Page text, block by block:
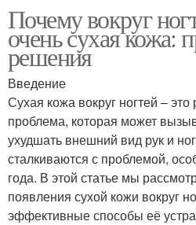
Почему вокруг
очень сухая кожа:
решения
Введение
Сухая кожа вокруг ногтей –
проблема, которая может
ухудшать внешний вид рук и
сталкиваются с проблемой,
года. В этой статье мы
появления сухой кожи вокруг
эффективные способы её